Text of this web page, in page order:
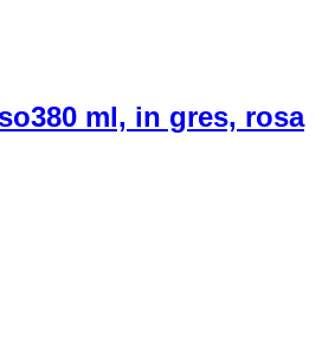
380 ml, in gres, rosa